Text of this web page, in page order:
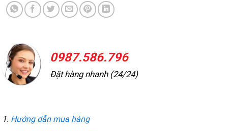
0987.586.796
Đặt hàng nhanh (24/24)
Hướng dẫn mua hàng